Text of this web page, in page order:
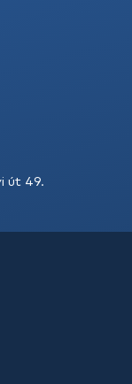
út 49.